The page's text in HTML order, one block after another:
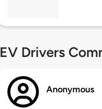
EV Drivers
Anonymous